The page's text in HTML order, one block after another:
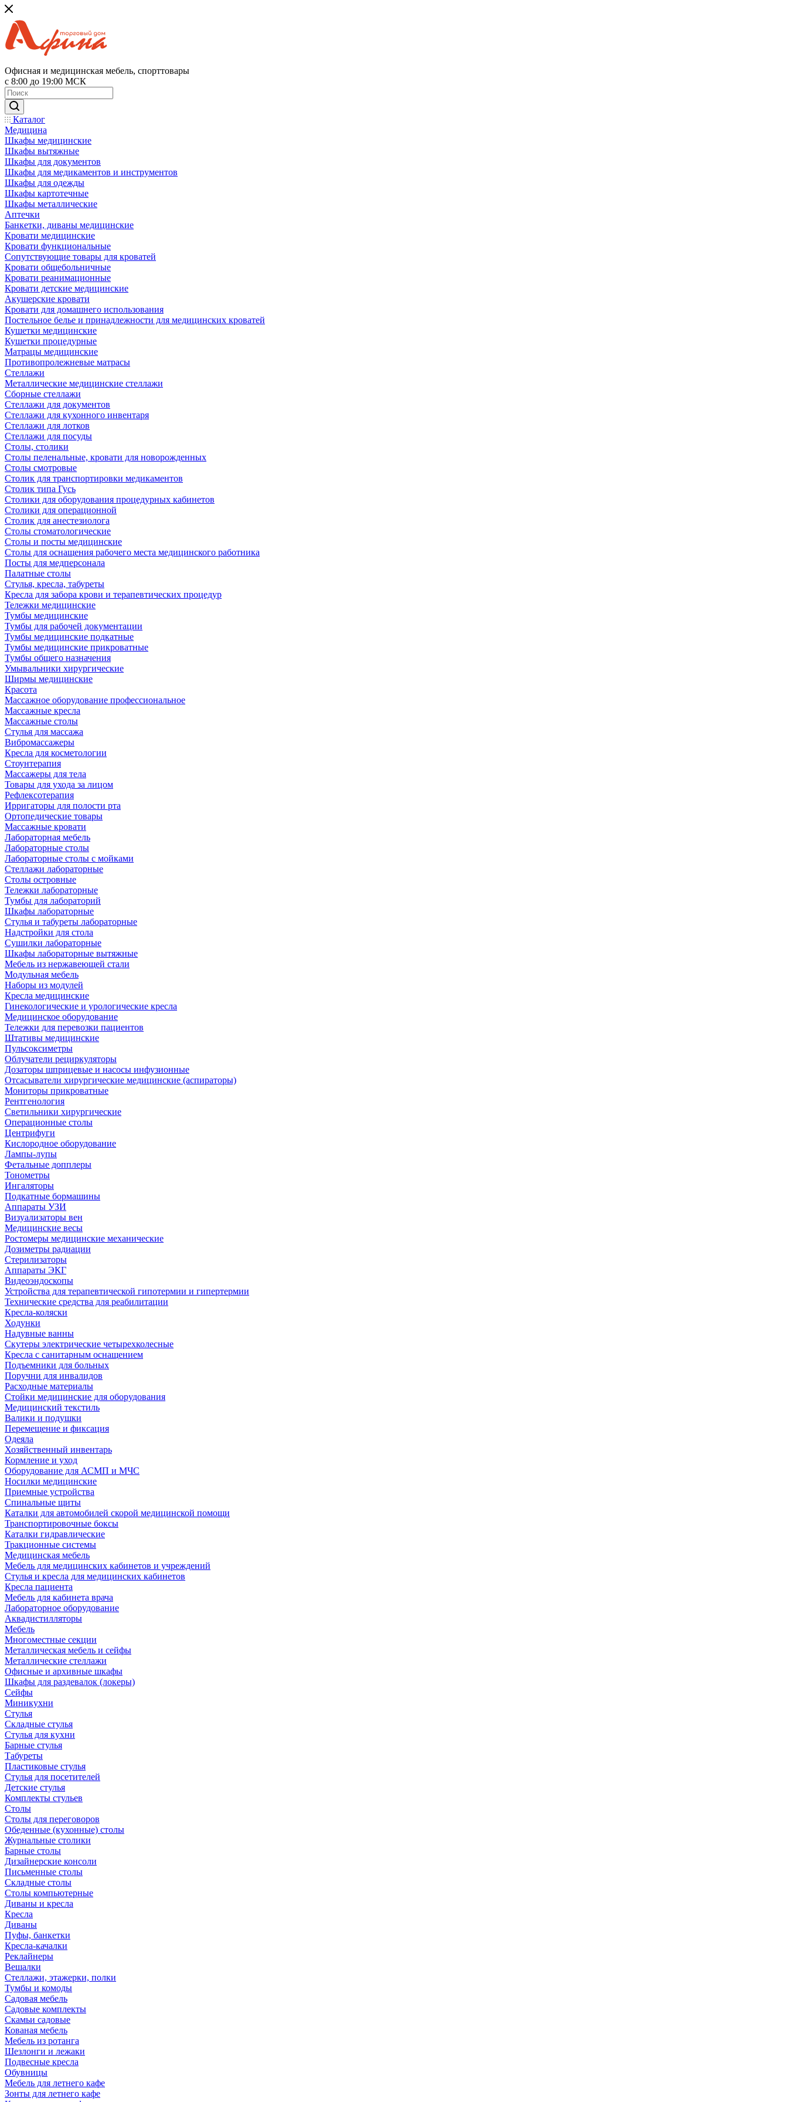
Офисная и медицинская мебель, спорттовары
с 8:00 до 19:00 МСК
Каталог
Медицина
Шкафы медицинские
Шкафы вытяжные
Шкафы для документов
Шкафы для медикаментов и инструментов
Шкафы для одежды
Шкафы картотечные
Шкафы металлические
Аптечки
Банкетки, диваны медицинские
Кровати медицинские
Кровати функциональные
Сопутствующие товары для кроватей
Кровати общебольничные
Кровати реанимационные
Кровати детские медицинские
Акушерские кровати
Кровати для домашнего использования
Постельное белье и принадлежности для медицинских кроватей
Кушетки медицинские
Кушетки процедурные
Матрацы медицинские
Противопролежневые матрасы
Стеллажи
Металлические медицинские стеллажи
Сборные стеллажи
Стеллажи для документов
Стеллажи для кухонного инвентаря
Стеллажи для лотков
Стеллажи для посуды
Столы, столики
Столы пеленальные, кровати для новорожденных
Столы смотровые
Столик для транспортировки медикаментов
Столик типа Гусь
Столики для оборудования процедурных кабинетов
Столики для операционной
Столик для анестезиолога
Столы стоматологические
Столы и посты медицинские
Столы для оснащения рабочего места медицинского работника
Посты для медперсонала
Палатные столы
Стулья, кресла, табуреты
Кресла для забора крови и терапевтических процедур
Тележки медицинские
Тумбы медицинские
Тумбы для рабочей документации
Тумбы медицинские подкатные
Тумбы медицинские прикроватные
Тумбы общего назначения
Умывальники хирургические
Ширмы медицинские
Красота
Массажное оборудование профессиональное
Массажные кресла
Массажные столы
Стулья для массажа
Вибромассажеры
Кресла для косметологии
Стоунтерапия
Массажеры для тела
Товары для ухода за лицом
Рефлексотерапия
Ирригаторы для полости рта
Ортопедические товары
Массажные кровати
Лабораторная мебель
Лабораторные столы
Лабораторные столы с мойками
Стеллажи лабораторные
Столы островные
Тележки лабораторные
Тумбы для лабораторий
Шкафы лабораторные
Стулья и табуреты лабораторные
Надстройки для стола
Сушилки лабораторные
Шкафы лабораторные вытяжные
Мебель из нержавеющей стали
Модульная мебель
Наборы из модулей
Кресла медицинские
Гинекологические и урологические кресла
Медицинское оборудование
Тележки для перевозки пациентов
Штативы медицинские
Пульсоксиметры
Облучатели рециркуляторы
Дозаторы шприцевые и насосы инфузионные
Отсасыватели хирургические медицинские (аспираторы)
Мониторы прикроватные
Рентгенология
Светильники хирургические
Операционные столы
Центрифуги
Кислородное оборудование
Лампы-лупы
Фетальные допплеры
Тонометры
Ингаляторы
Подкатные бормашины
Аппараты УЗИ
Визуализаторы вен
Медицинские весы
Ростомеры медицинские механические
Дозиметры радиации
Стерилизаторы
Аппараты ЭКГ
Видеоэндоскопы
Устройства для терапевтической гипотермии и гипертермии
Технические средства для реабилитации
Кресла-коляски
Ходунки
Надувные ванны
Скутеры электрические четырехколесные
Кресла с санитарным оснащением
Подъемники для больных
Поручни для инвалидов
Расходные материалы
Стойки медицинские для оборудования
Медицинский текстиль
Валики и подушки
Перемещение и фиксация
Одеяла
Хозяйственный инвентарь
Кормление и уход
Оборудование для АСМП и МЧС
Носилки медицинские
Приемные устройства
Спинальные щиты
Каталки для автомобилей скорой медицинской помощи
Транспортировочные боксы
Каталки гидравлические
Тракционные системы
Медицинская мебель
Мебель для медицинских кабинетов и учреждений
Стулья и кресла для медицинских кабинетов
Кресла пациента
Мебель для кабинета врача
Лабораторное оборудование
Аквадистилляторы
Мебель
Многоместные секции
Металлическая мебель и сейфы
Металлические стеллажи
Офисные и архивные шкафы
Шкафы для раздевалок (локеры)
Сейфы
Миникухни
Стулья
Складные стулья
Стулья для кухни
Барные стулья
Табуреты
Пластиковые стулья
Стулья для посетителей
Детские стулья
Комплекты стульев
Столы
Столы для переговоров
Обеденные (кухонные) столы
Журнальные столики
Барные столы
Дизайнерские консоли
Письменные столы
Складные столы
Столы компьютерные
Диваны и кресла
Кресла
Диваны
Пуфы, банкетки
Кресла-качалки
Реклайнеры
Вешалки
Стеллажи, этажерки, полки
Тумбы и комоды
Садовая мебель
Садовые комплекты
Скамьи садовые
Кованая мебель
Мебель из ротанга
Шезлонги и лежаки
Подвесные кресла
Обувницы
Мебель для летнего кафе
Зонты для летнего кафе